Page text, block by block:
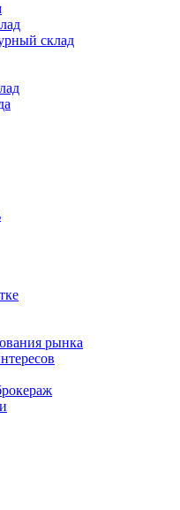
склад
рынка